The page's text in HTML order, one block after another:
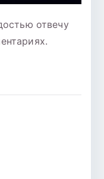
отвечу